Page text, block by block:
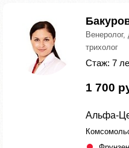
Венеролог,
трихолог
Стаж: 7
1 700
Альфа-